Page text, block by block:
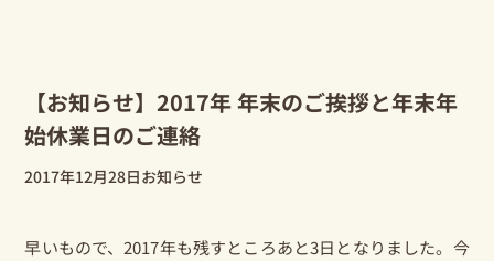
【お知らせ】2017年 年末のご挨拶と年末年
始休業日のご連絡
2017年12月28日お知らせ
早いもので、2017年も残すところあと3日となりました。今